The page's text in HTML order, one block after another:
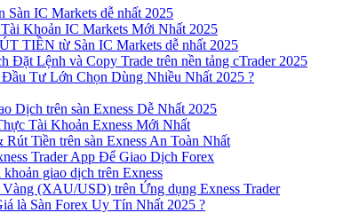
IC Markets dễ nhất 2025
Khoản IC Markets Mới Nhất 2025
TIỀN từ Sàn IC Markets dễ nhất 2025
Đặt Lệnh và Copy Trade trên nền tảng cTrader 2025
Tư Lớn Chọn Dùng Nhiều Nhất 2025 ?
Dịch trên sàn Exness Dễ Nhất 2025
Tài Khoản Exness Mới Nhất
Tiền trên sàn Exness An Toàn Nhất
Trader App Để Giao Dịch Forex
giao dịch trên Exness
(XAU/USD) trên Ứng dụng Exness Trader
là Sàn Forex Uy Tín Nhất 2025 ?